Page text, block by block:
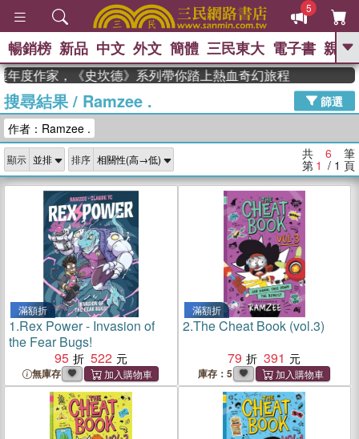
5
GO
高希均教授回憶錄
、 The Odyssey 、 父親節 、 如果歷
獎 臺灣漫遊錄 、 方念華 、 台灣的李
登輝時代
數學女孩：黎曼猜想 、
偉大的迷走神經
暢銷榜 新品 中文 外文 簡體 三民東大 電子書 親子
度作家，《史坎德》系列帶你踏上熱血奇幻旅程
搜尋結果/ Ramzee .
篩選
作者：Ramzee .
顯示 排序 共 6 筆
第 1 / 1 頁
滿額折
1.Rex Power - Invasion of
the Fear Bugs!
95
522
無庫存
滿額折
2.The Cheat Book (vol.3)
79
391
庫存：5